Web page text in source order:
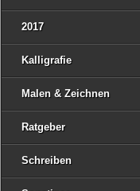
2017
Kalligrafie
Malen & Zeichnen
Ratgeber
Schreiben